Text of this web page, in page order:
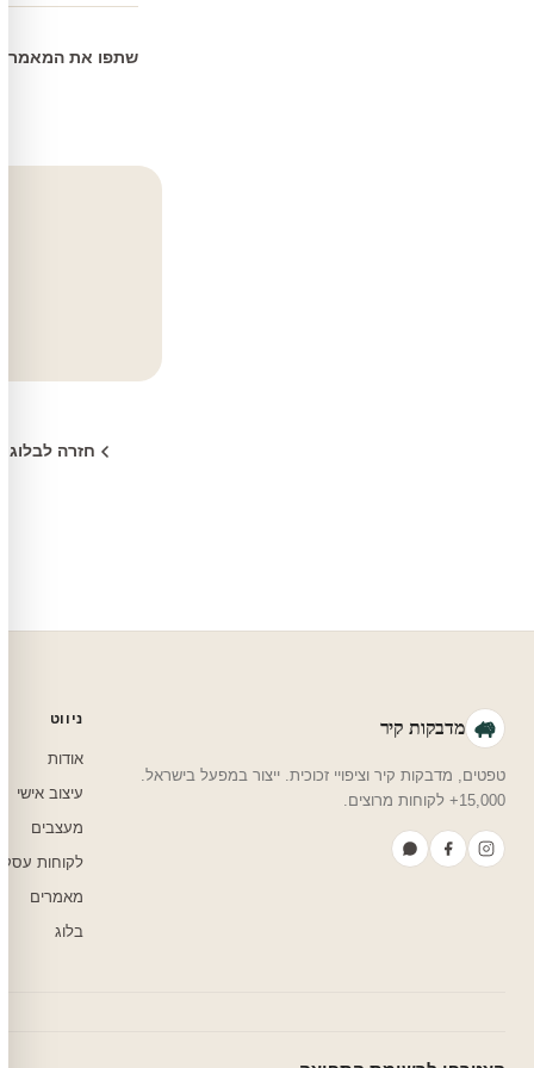
שתפו את המאמר:
חזרה לבלוג
מדבקות קיר
טפטים, מדבקות קיר וציפויי זכוכית. ייצור במפעל בישראל.
15,000+ לקוחות מרוצים.
ניווט
אודות
עיצוב אישי
מעצבים
לקוחות
מאמרים
בלוג